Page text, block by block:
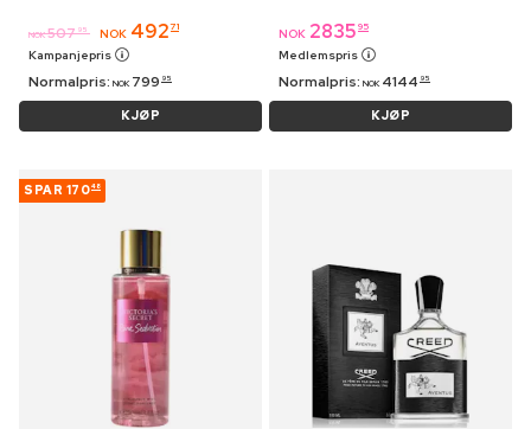
NOK 507 95 NOK 492 71
Kampanjepris
Normalpris: NOK 799 95
KJØP
NOK 2835 95
Medlemspris
Normalpris: NOK 4144 95
KJØP
SPAR 17048